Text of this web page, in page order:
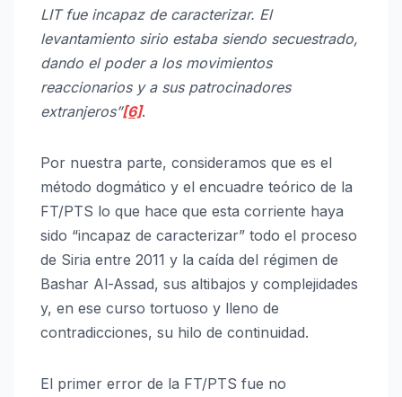
LIT fue incapaz de caracterizar. El
levantamiento sirio estaba siendo secuestrado,
dando el poder a los movimientos
reaccionarios y a sus patrocinadores
extranjeros”[6].
Por nuestra parte, consideramos que es el
método dogmático y el encuadre teórico de la
FT/PTS lo que hace que esta corriente haya
sido “incapaz de caracterizar” todo el proceso
de Siria entre 2011 y la caída del régimen de
Bashar Al-Assad, sus altibajos y complejidades
y, en ese curso tortuoso y lleno de
contradicciones, su hilo de continuidad.
El primer error de la FT/PTS fue no